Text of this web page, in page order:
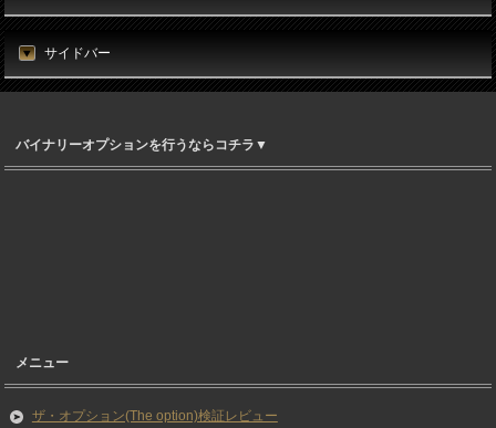
サイドバー
バイナリーオプションを行うならコチラ▼
メニュー
ザ・オプション(The option)検証レビュー